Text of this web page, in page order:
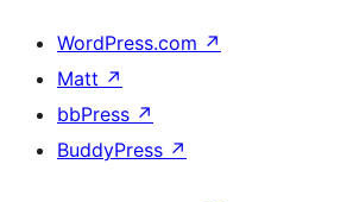
WordPress.com ↗
Matt ↗
bbPress ↗
BuddyPress ↗